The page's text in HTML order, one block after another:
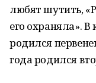
любят шутить,
его охраняла». В
родился
года родился